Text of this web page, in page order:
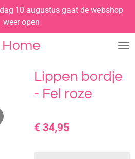
Home
10 augustus gaat de webshop
weer open
Lippen bordje
- Fel roze
€ 34,95